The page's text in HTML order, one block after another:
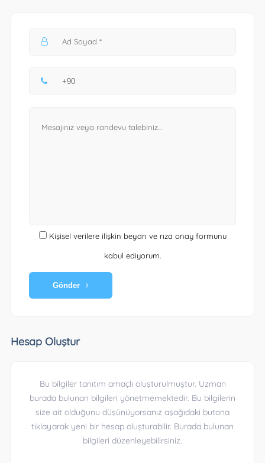
Kişisel verilere ilişkin beyan ve rıza onay formunu
kabul ediyorum.
Gönder
Hesap Oluştur
Bu bilgiler tanıtım amaçlı oluşturulmuştur. Uzman
burada bulunan bilgileri yönetmemektedir. Bu bilgilerin
size ait olduğunu düşünüyorsanız aşağıdaki butona
tıklayarak yeni bir hesap oluşturabilir. Burada bulunan
bilgileri düzenleyebilirsiniz.